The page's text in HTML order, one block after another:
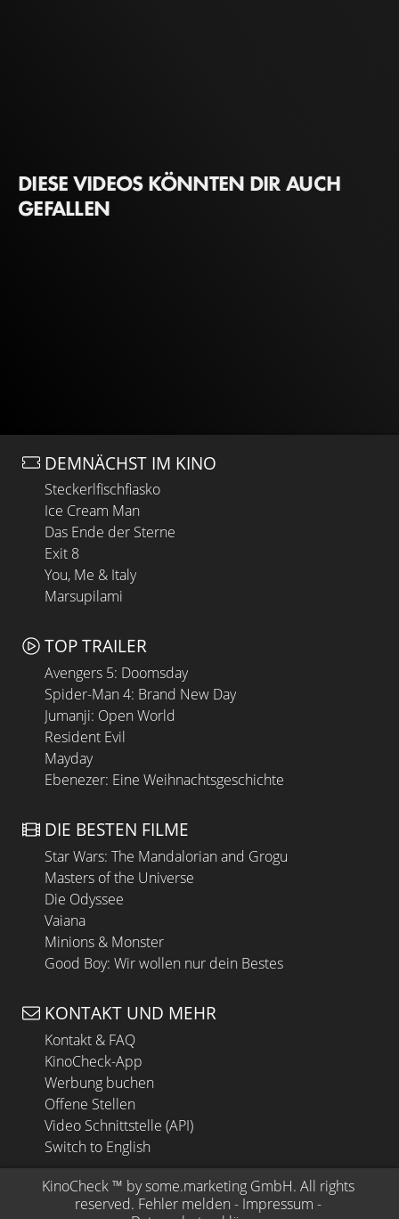
DIESE VIDEOS KÖNNTEN DIR AUCH
GEFALLEN
DEMNÄCHST IM KINO
Steckerlfischfiasko
Ice Cream Man
Das Ende der Sterne
Exit 8
You, Me & Italy
Marsupilami
TOP TRAILER
Avengers 5: Doomsday
Spider-Man 4: Brand New Day
Jumanji: Open World
Resident Evil
Mayday
Ebenezer: Eine Weihnachtsgeschichte
DIE BESTEN FILME
Star Wars: The Mandalorian and Grogu
Masters of the Universe
Die Odyssee
Vaiana
Minions & Monster
Good Boy: Wir wollen nur dein Bestes
KONTAKT UND MEHR
Kontakt & FAQ
KinoCheck-App
Werbung buchen
Offene Stellen
Video Schnittstelle (API)
Switch to English
KinoCheck ™ by some.marketing GmbH. All rights
reserved. Fehler melden - Impressum -